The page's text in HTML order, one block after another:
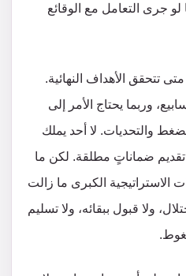
لو جرى التعامل مع الوقائع
تتحقق الأهداف النهائية.
وربما يحتاج الأمر إلى
والتحديات. لا أحد يملك
تقديم ضماناتٍ مطلقة. لكن ما
الاستراتيجية الكبرى ما زالت
ولا قبول ببقائه، ولا تسليم